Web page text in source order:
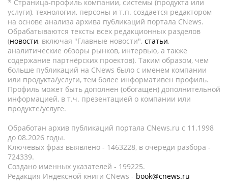
* Страница-профиль компании, системы (продукта или
услуги), технологии, персоны и т.п. создается редактором
на основе анализа архива публикаций портала CNews.
Обрабатываются тексты всех редакционных разделов
(новости, включая "Главные новости", статьи,
аналитические обзоры рынков, интервью, а также
содержание партнёрских проектов). Таким образом, чем
больше публикаций на CNews было с именем компании
или продукта/услуги, тем более информативен профиль.
Профиль может быть дополнен (обогащен) дополнительной
информацией, в т.ч. презентацией о компании или
продукте/услуге.
Обработан архив публикаций портала CNews.ru c 11.1998
до 08.2026 годы.
Ключевых фраз выявлено - 1463228, в очереди разбора -
724339.
Создано именных указателей - 199225.
Редакция Индексной книги CNews - book@cnews.ru